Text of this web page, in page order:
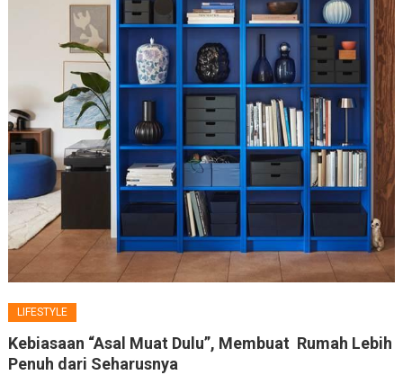
LIFESTYLE
Kebiasaan “Asal Muat Dulu”, Membuat Rumah Lebih
Penuh dari Seharusnya